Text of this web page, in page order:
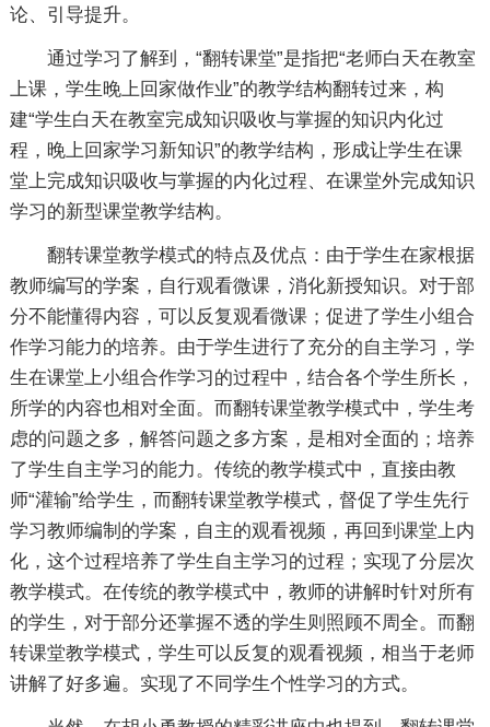
论、引导提升。
通过学习了解到，“翻转课堂”是指把“老师白天在教室
上课，学生晚上回家做作业”的教学结构翻转过来，构
建“学生白天在教室完成知识吸收与掌握的知识内化过
程，晚上回家学习新知识”的教学结构，形成让学生在课
堂上完成知识吸收与掌握的内化过程、在课堂外完成知识
学习的新型课堂教学结构。
翻转课堂教学模式的特点及优点：由于学生在家根据
教师编写的学案，自行观看微课，消化新授知识。对于部
分不能懂得内容，可以反复观看微课；促进了学生小组合
作学习能力的培养。由于学生进行了充分的自主学习，学
生在课堂上小组合作学习的过程中，结合各个学生所长，
所学的内容也相对全面。而翻转课堂教学模式中，学生考
虑的问题之多，解答问题之多方案，是相对全面的；培养
了学生自主学习的能力。传统的教学模式中，直接由教
师“灌输”给学生，而翻转课堂教学模式，督促了学生先行
学习教师编制的学案，自主的观看视频，再回到课堂上内
化，这个过程培养了学生自主学习的过程；实现了分层次
教学模式。在传统的教学模式中，教师的讲解时针对所有
的学生，对于部分还掌握不透的学生则照顾不周全。而翻
转课堂教学模式，学生可以反复的观看视频，相当于老师
讲解了好多遍。实现了不同学生个性学习的方式。